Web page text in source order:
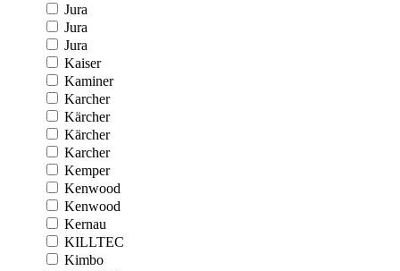
Jura
Jura
Jura
Kaiser
Kaminer
Karcher
Kärcher
Kärcher
Karcher
Kemper
Kenwood
Kenwood
Kernau
KILLTEC
Kimbo